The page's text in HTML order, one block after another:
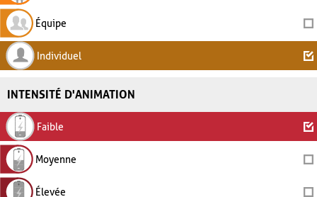
Équipe
Individuel
INTENSITÉ D'ANIMATION
Faible
Moyenne
Élevée